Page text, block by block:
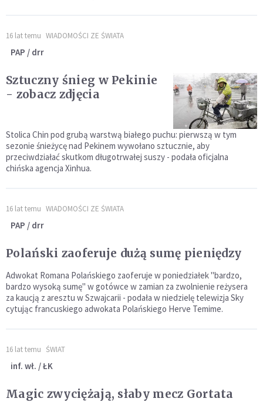
16 lat temu WIADOMOŚCI ZE ŚWIATA
PAP / drr
Sztuczny śnieg w Pekinie
- zobacz zdjęcia
Stolica Chin pod grubą warstwą białego puchu: pierwszą w tym
sezonie śnieżycę nad Pekinem wywołano sztucznie, aby
przeciwdziałać skutkom długotrwałej suszy - podała oficjalna
chińska agencja Xinhua.
16 lat temu WIADOMOŚCI ZE ŚWIATA
PAP / drr
Polański zaoferuje dużą sumę pieniędzy
Adwokat Romana Polańskiego zaoferuje w poniedziałek "bardzo,
bardzo wysoką sumę" w gotówce w zamian za zwolnienie reżysera
za kaucją z aresztu w Szwajcarii - podała w niedzielę telewizja Sky
cytując francuskiego adwokata Polańskiego Herve Temime.
16 lat temu ŚWIAT
inf. wł. / ŁK
Magic zwyciężają, słaby mecz Gortata